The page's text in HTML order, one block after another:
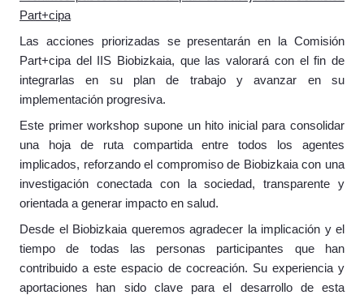
Part+cipa
Las acciones priorizadas se presentarán en la Comisión
Part+cipa del IIS Biobizkaia, que las valorará con el fin de
integrarlas en su plan de trabajo y avanzar en su
implementación progresiva.
Este primer workshop supone un hito inicial para consolidar
una hoja de ruta compartida entre todos los agentes
implicados, reforzando el compromiso de Biobizkaia con una
investigación conectada con la sociedad, transparente y
orientada a generar impacto en salud.
Desde el Biobizkaia queremos agradecer la implicación y el
tiempo de todas las personas participantes que han
contribuido a este espacio de cocreación. Su experiencia y
aportaciones han sido clave para el desarrollo de esta